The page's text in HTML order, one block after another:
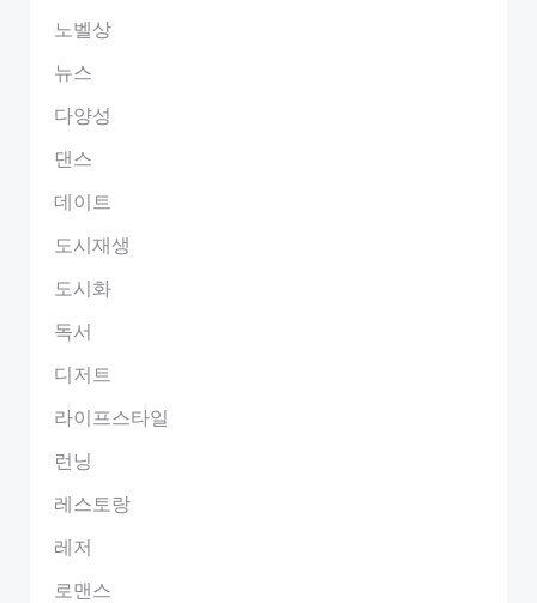
노벨상
뉴스
다양성
댄스
데이트
도시재생
도시화
독서
디저트
라이프스타일
런닝
레스토랑
레저
로맨스